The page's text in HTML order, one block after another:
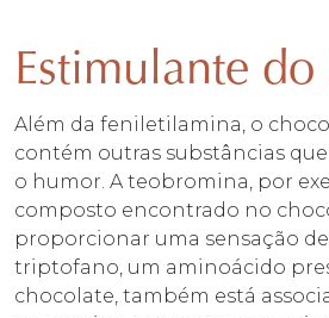
Estimulante
Além da feniletilamina, o
contém outras substâncias
o humor. A teobromina, por
composto encontrado no
proporcionar uma sensação
triptofano, um aminoácido
chocolate, também está